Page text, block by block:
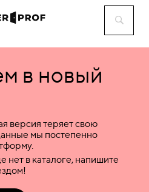
в новый
версия теряет свою
мы постепенно
в каталоге, напишите